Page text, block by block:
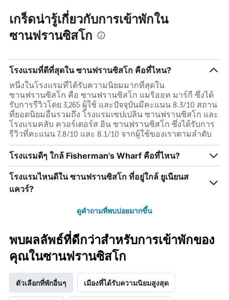
เกร็ดน่ารู้เกี่ยวกับการเข้าพักใน
ซานฟรานซิสโก
โรงแรมที่ดีที่สุดใน ซานฟรานซิสโก คือที่ไหน?
หนึ่งในโรงแรมที่ได้รับความนิยมมากที่สุดใน
ซานฟรานซิสโก คือ ซานฟรานซิสโก แมริออท มาร์กี ซึ่งได้
รับการรีวิวโดย 3,265 ผู้ใช้ และปัจจุบันมีคะแนน 8.3/10 สถาน
ที่ยอดนิยมอื่นรวมถึง โรงแรมเซปเปลิน ซานฟรานซิสโก และ
โรงแรมคลับ ควอร์เตอร์ส อิน ซานฟรานซิสโก ซึ่งได้รับการ
รีวิวที่คะแนน 7.8/10 และ 8.1/10 จากผู้ใช้ของเราตามลำดับ
โรงแรมดีๆ ใกล้ Fisherman's Wharf คือที่ไหน?
โรงแรมไหนดีใน ซานฟรานซิสโก ที่อยู่ใกล้ ยูเนียนส
แควร์?
ดูคำถามที่พบบ่อยมากขึ้น
พบผลลัพธ์ที่ดีกว่าสำหรับการเข้าพักของ
คุณในซานฟรานซิสโก
ตัวเลือกที่พักอื่นๆ เมืองที่ได้รับความนิยมสูงสุด